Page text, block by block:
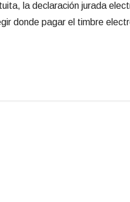
la declaración jurada
donde pagar el timbre